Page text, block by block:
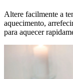
Altere facilmente a
aquecimento,
para aquecer